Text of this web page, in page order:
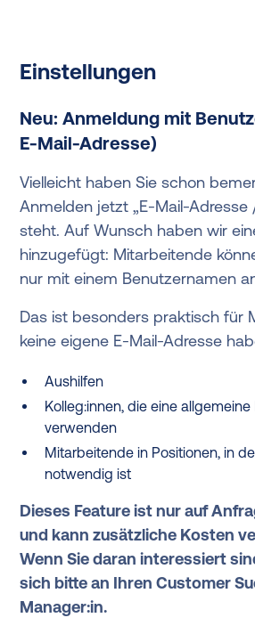
Einstellungen
Neu: Anmeldung mit
E-Mail-Adresse)
Vielleicht haben Sie schon
Anmelden jetzt „E-Mail-Adresse
steht. Auf Wunsch haben wir
hinzugefügt: Mitarbeitende
nur mit einem Benutzernamen
Das ist besonders praktisch für
keine eigene E-Mail-Adresse
Aushilfen
Kolleg:innen, die eine
verwenden
Mitarbeitende in Positionen, in
notwendig ist
Dieses Feature ist nur auf
und kann zusätzliche Kosten
Wenn Sie daran interessiert
sich bitte an Ihren Customer
Manager:in.